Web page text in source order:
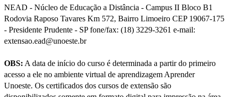
NEAD - Núcleo de Educação a Distância - Campus II Bloco B1
Rodovia Raposo Tavares Km 572, Bairro Limoeiro CEP 19067-175
- Presidente Prudente - SP fone/fax: (18) 3229-3261 e-mail:
extensao.ead@unoeste.br
OBS: A data de início do curso é determinada a partir do primeiro
acesso a ele no ambiente virtual de aprendizagem Aprender
Unoeste. Os certificados dos cursos de extensão são